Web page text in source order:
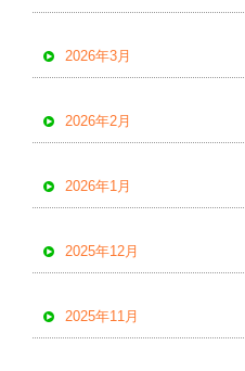
2026年3月
2026年2月
2026年1月
2025年12月
2025年11月